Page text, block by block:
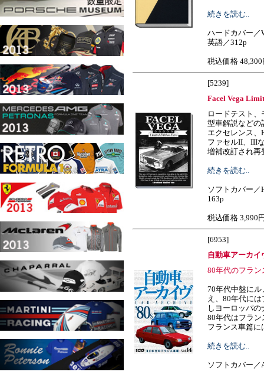
続きを読む..
ハードカバー／
英語／312p
税込価格 48,300
[5239]
Facel Vega
ロードテスト
型車解説などの
エクセレンス、
ファセルII、III
増補改訂され再
続きを読む..
ソフトカバー
163p
税込価格 3,990
[6953]
自動車アーカイ
80年代のフラン
70年代中盤に
え、80年代に
しヨーロッパ
80年代はフラ
フランス車篇に
続きを読む..
ソフトカバー